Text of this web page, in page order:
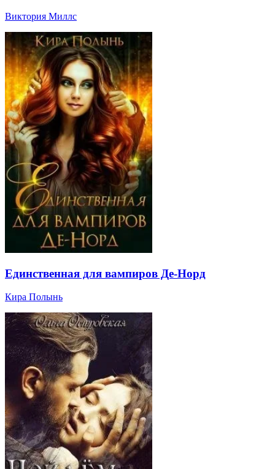
Виктория Миллс
Единственная для вампиров Де-Норд
Кира Полынь